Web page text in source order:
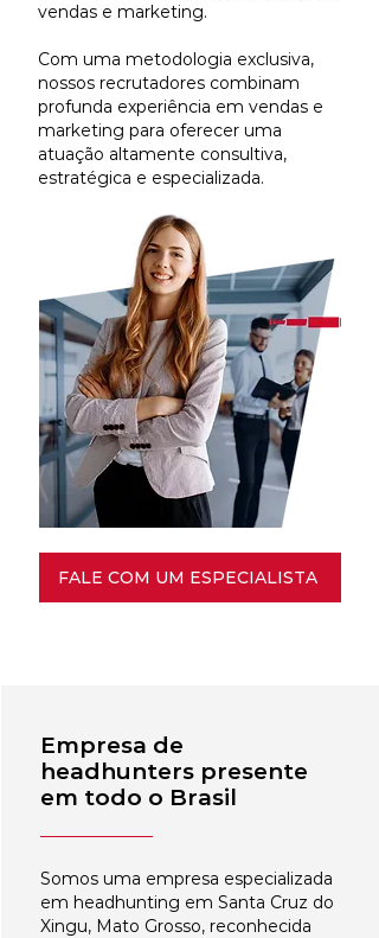
vendas e marketing.
Com uma metodologia exclusiva,
nossos recrutadores combinam
profunda experiência em vendas e
marketing para oferecer uma
atuação altamente consultiva,
estratégica e especializada.
FALE COM UM ESPECIALISTA
Empresa de
headhunters presente
em todo o Brasil
Somos uma empresa especializada
em headhunting em Santa Cruz do
Xingu, Mato Grosso, reconhecida